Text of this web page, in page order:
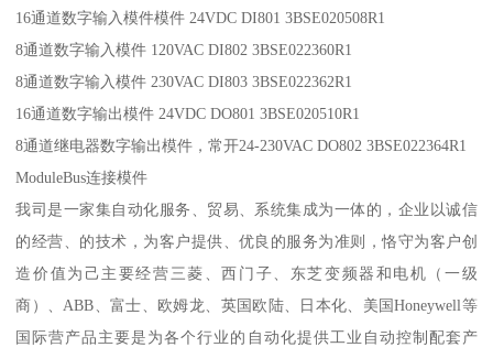
16通道数字输入模件模件 24VDC DI801 3BSE020508R1
8通道数字输入模件 120VAC DI802 3BSE022360R1
8通道数字输入模件 230VAC DI803 3BSE022362R1
16通道数字输出模件 24VDC DO801 3BSE020510R1
8通道继电器数字输出模件，常开24-230VAC DO802 3BSE022364R1
ModuleBus连接模件
我司是一家集自动化服务、贸易、系统集成为一体的，企业以诚信
的经营、的技术，为客户提供、优良的服务为准则，恪守为客户创
造价值为己主要经营三菱、西门子、东芝变频器和电机（一级
商）、ABB、富士、欧姆龙、英国欧陆、日本化、美国Honeywell等
国际营产品主要是为各个行业的自动化提供工业自动控制配套产